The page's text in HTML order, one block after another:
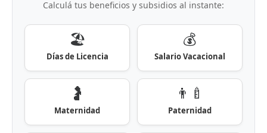
Calculá tus beneficios y subsidios al instante:
🏖️
Días de Licencia
💰
Salario Vacacional
🤰
Maternidad
👨‍🍼
Paternidad